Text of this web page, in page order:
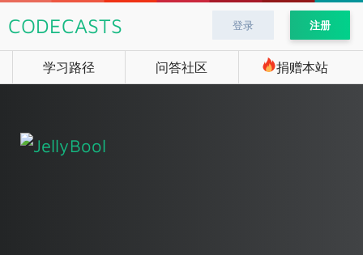
CODECASTS 登录 注册
学习路径 问答社区 捐赠本站